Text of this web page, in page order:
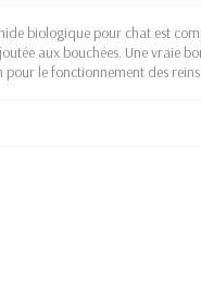
biologique pour chat est
aux bouchées. Une vraie
pour le fonctionnement des